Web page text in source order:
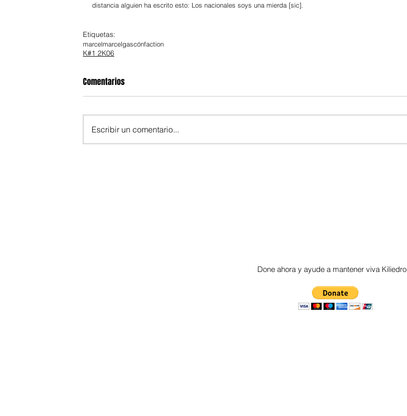
distancia alguien ha escrito esto: Los nacionales soys una mierda [sic].
Etiquetas:
marcelmarcelgascónfaction
K#1 2K06
Comentarios
Escribir un comentario...
Done ahora y ayude a mantener viva Kiliedro